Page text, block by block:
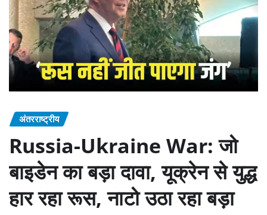
अंतरराष्ट्रीय
Russia-Ukraine War: जो
बाइडेन का बड़ा दावा, यूक्रेन से युद्ध
हार रहा रूस, नाटो उठा रहा बड़ा